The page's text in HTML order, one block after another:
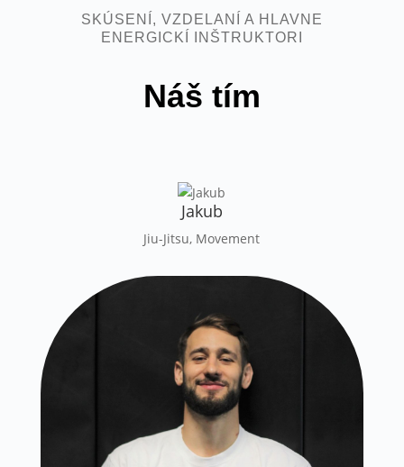
SKÚSENÍ, VZDELANÍ A HLAVNE
ENERGICKÍ INŠTRUKTORI
Náš tím
Jakub
Jiu-Jitsu, Movement